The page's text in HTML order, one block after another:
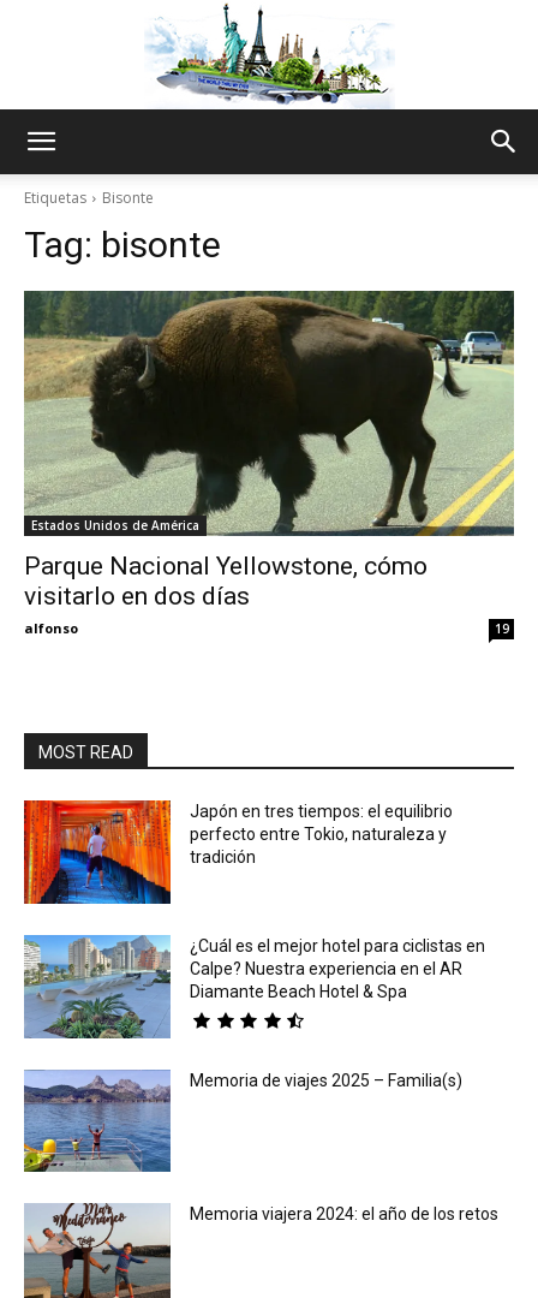
Thru
My
Etiquetas Bisonte
Tag: bisonte
Estados Unidos de América
Parque Nacional Yellowstone, cómo
visitarlo en dos días
alfonso 19
MOST READ
Japón en tres tiempos: el equilibrio
perfecto entre Tokio, naturaleza y
tradición
¿Cuál es el mejor hotel para ciclistas en
Calpe? Nuestra experiencia en el AR
Diamante Beach Hotel & Spa
Memoria de viajes 2025 – Familia(s)
Memoria viajera 2024: el año de los retos